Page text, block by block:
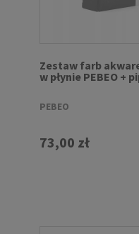
Zestaw farb
w płynie PEBEO +
PEBEO
73,00 zł